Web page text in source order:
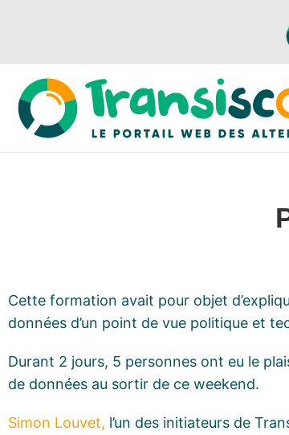
Cette formation avait pour objet
données d’un point de vue politique et
Durant 2 jours, 5 personnes ont eu le
de données au sortir de ce weekend.
Simon Louvet, l’un des initiateurs de